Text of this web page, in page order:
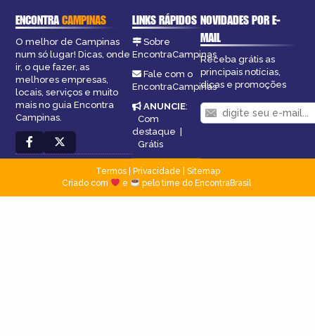
ENCONTRACAMPINAS
O melhor de Campinas
num só lugar! Dicas, onde
ir, o que fazer, as
melhores empresas,
locais, serviços e muito
mais no guia Encontra
Campinas.
LINKS RÁPIDOS
Sobre
EncontraCampinas
Fale com o
EncontraCampinas
ANUNCIE:
Com
destaque |
Grátis
NOVIDADES POR E-
MAIL
Receba grátis as
principais notícias,
dicas e promoções
Termos| Privacidade
Sitemap
Criado com
e pelo time do EncontraBrasil